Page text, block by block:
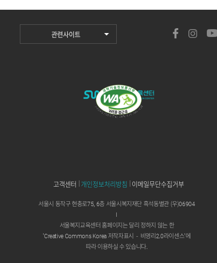
고객센터 개인정보처리방침 이메일무단수집거부
서울시 동작구 현충로75, 6층 서울시복지재단 흑석동별관 (우)06904
I
서울복지교육센터 홈페이지는 달리 정하지 않는 한
'Creative Commons Korea 저작자표시 - 비영리2.0라이센스'에
따라 이용하실 수 있습니다.
관련사이트